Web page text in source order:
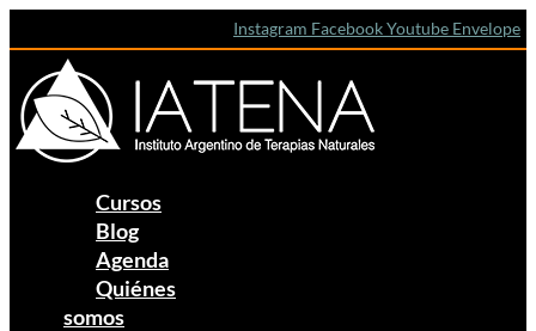
Ir
contenido
Instagram FacebookYoutube Envelope
Cursos
Blog
Agenda
Quiénes
somos
La
los
Andes
espacio